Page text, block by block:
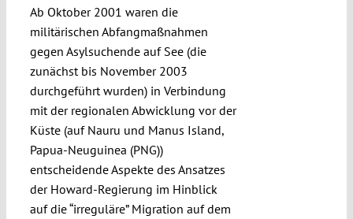
Ab Oktober 2001 waren die
militärischen Abfangmaßnahmen
gegen Asylsuchende auf See (die
zunächst bis November 2003
durchgeführt wurden) in Verbindung
mit der regionalen Abwicklung vor der
Küste (auf Nauru und Manus Island,
Papua-Neuguinea (PNG))
entscheidende Aspekte des Ansatzes
der Howard-Regierung im Hinblick
auf die “irreguläre” Migration auf dem